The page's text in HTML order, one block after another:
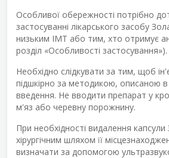
Особливої обережності потрібно
застосуванні лікарського засобу
низьким ІМТ або тим, хто отримує
розділ «Особливості застосування»).
Необхідно слідкувати за тим, щоб
підшкірно за методикою, описаною в
введення. Не вводити препарат у
м'яз або черевну порожнину.
При необхідності видалення капсули
хірургічним шляхом її
визначати за допомогою